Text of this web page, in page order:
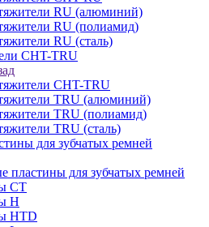
RU (алюминий)
RU (полиамид)
RU (сталь)
CHT-TRU
CHT-TRU
TRU (алюминий)
TRU (полиамид)
TRU (сталь)
для зубчатых ремней
пластины для зубчатых ремней
CT
H
HTD